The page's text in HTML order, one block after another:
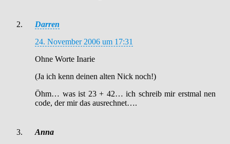
Darren
24. November 2006 um 17:31
Ohne Worte Inarie
(Ja ich kenn deinen alten Nick noch!)
Öhm… was ist 23 + 42… ich schreib mir erstmal nen
code, der mir das ausrechnet….
Anna